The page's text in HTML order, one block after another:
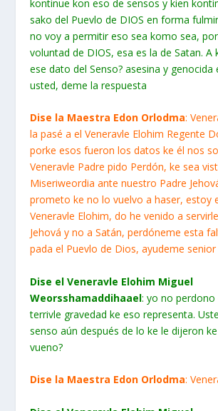
kontinue kon eso de sensos y kien
sako del Puevlo de DIOS en forma
no voy a permitir eso sea komo sea,
voluntad de DIOS, esa es la de Satan. A
ese dato del Senso? asesina y genocida
usted, deme la respuesta
Dise la Maestra Edon Orlodma:
la pasé a el Veneravle Elohim Regente
porke esos fueron los datos ke él nos
Veneravle Padre pido Perdón, ke sea
Miseriweordia ante nuestro Padre
prometo ke no lo vuelvo a haser, estoy
Veneravle Elohim, do he venido a
Jehová y no a Satán, perdóneme esta
pada el Puevlo de Dios, ayudeme
Dise el Veneravle Elohim Miguel
Weorsshamaddihaael: yo no
terrivle gravedad ke eso representa.
senso aún después de lo ke le dijeron
vueno?
Dise la Maestra Edon Orlodma: